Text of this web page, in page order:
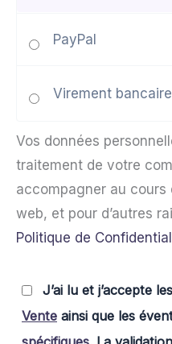
PayPal
Virement bancaire
Vos données
traitement de votre
accompagner au
web, et pour d’autres
Politique de
J’ai lu et j’accepte les
Vente ainsi que les